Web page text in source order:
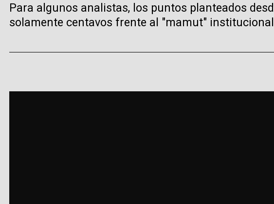
Para algunos analistas, los puntos planteados
solamente centavos frente al "mamut"